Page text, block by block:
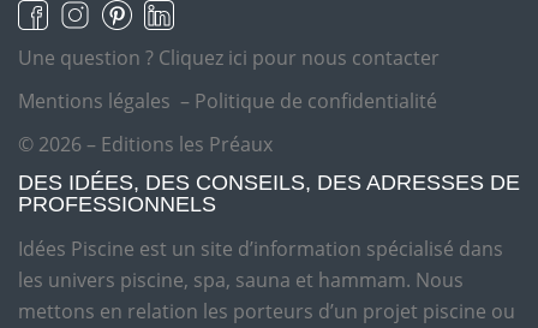
Une question ? Cliquez ici pour nous contacter
Mentions légales – Politique de confidentialité
© 2026 – Editions les Préaux
DES IDÉES, DES CONSEILS, DES ADRESSES DE
PROFESSIONNELS
Idées Piscine est un site d’information spécialisé dans
les univers piscine, spa, sauna et hammam. Nous
mettons en relation les porteurs d’un projet piscine ou